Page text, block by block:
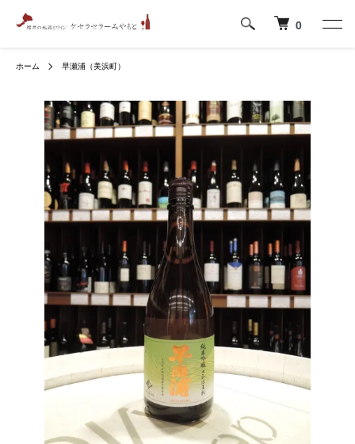
0
ホーム 早瀬浦（美浜町）